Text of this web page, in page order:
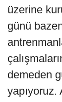
üzerine
günü
demeden